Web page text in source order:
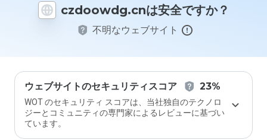
czdoowdg.cnは安全ですか？
不明なウェブサイト
ウェブサイトのセキュリティスコア 23%
WOT のセキュリティ スコアは、当社独自のテクノロ
ジーとコミュニティの専門家によるレビューに基づい
ています。
価し
ます
か？